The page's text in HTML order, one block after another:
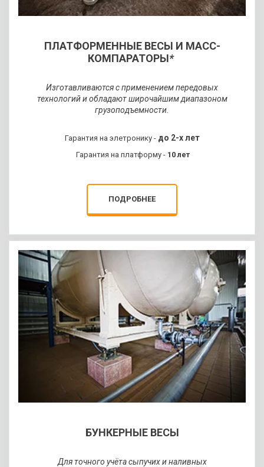
ЧЕЛОВЕКА
Мы предлагаем два вида ПО —
Base и Pro.
ЗАПРОСИТЬ КП
СЕРТИФИЦИРОВАНО
И ВНЕСЕНО В
РЕЕСТР СИ РК
Метрологические характеристики
наших весов зачастую превосходят
ПЛАТФОРМЕННЫЕ ВЕСЫ И МАСС-
КОМПАРАТОРЫ*
Изготавливаются с применением передовых
технологий и обладают широчайшим диапазоном
грузоподъемности.
Гарантия на элетронику - до 2-х лет
Гарантия на платформу - 10 лет
ПОДРОБНЕЕ
БУНКЕРНЫЕ ВЕСЫ
Для точного учёта сыпучих и наливных